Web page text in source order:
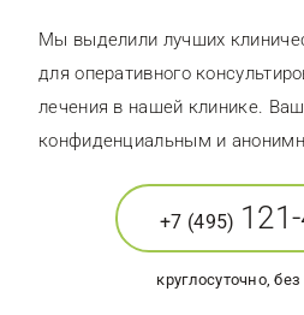
Мы выделили лучших
для оперативного
лечения в нашей клинике.
конфиденциальным и
+7 (495)
круглосуточно,